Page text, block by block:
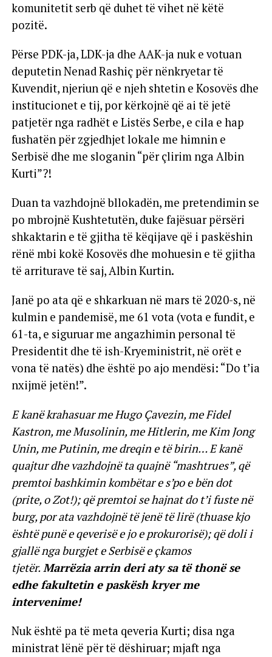
komunitetit serb që duhet të vihet në këtë
pozitë.
Përse PDK-ja, LDK-ja dhe AAK-ja nuk e votuan
deputetin Nenad Rashiç për nënkryetar të
Kuvendit, njeriun që e njeh shtetin e Kosovës dhe
institucionet e tij, por kërkojnë që ai të jetë
patjetër nga radhët e Listës Serbe, e cila e hap
fushatën për zgjedhjet lokale me himnin e
Serbisë dhe me sloganin “për çlirim nga Albin
Kurti”?!
Duan ta vazhdojnë bllokadën, me pretendimin se
po mbrojnë Kushtetutën, duke fajësuar përsëri
shkaktarin e të gjitha të këqijave që i paskëshin
rënë mbi kokë Kosovës dhe mohuesin e të gjitha
të arriturave të saj, Albin Kurtin.
Janë po ata që e shkarkuan në mars të 2020-s, në
kulmin e pandemisë, me 61 vota (vota e fundit, e
61-ta, e siguruar me angazhimin personal të
Presidentit dhe të ish-Kryeministrit, në orët e
vona të natës) dhe është po ajo mendësi: “Do t’ia
nxijmë jetën!”.
E kanë krahasuar me Hugo Çavezin, me Fidel
Kastron, me Musolinin, me Hitlerin, me Kim Jong
Unin, me Putinin, me dreqin e të birin… E kanë
quajtur dhe vazhdojnë ta quajnë “mashtrues”, që
premtoi bashkimin kombëtar e s’po e bën dot
(prite, o Zot!); që premtoi se hajnat do t’i fuste në
burg, por ata vazhdojnë të jenë të lirë (thuase kjo
është punë e qeverisë e jo e prokurorisë); që doli i
gjallë nga burgjet e Serbisë e çkamos
tjetër. Marrëzia arrin deri aty sa të thonë se
edhe fakultetin e paskësh kryer me
intervenime!
Nuk është pa të meta qeveria Kurti; disa nga
ministrat lënë për të dëshiruar; mjaft nga